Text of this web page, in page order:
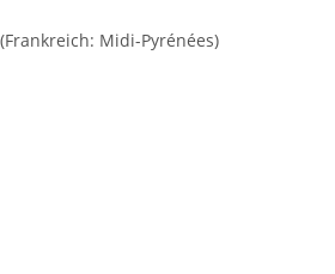
Midi-Pyrénées)